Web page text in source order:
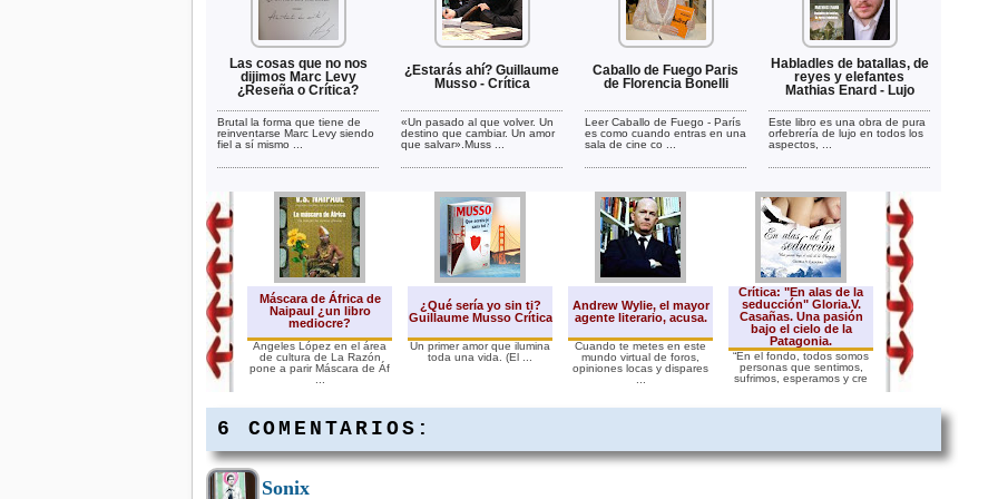
Las cosas que no nos
dijimos Marc Levy
¿Reseña o Crítica?
Brutal la forma que tiene de
reinventarse Marc Levy siendo
fiel a sí mismo ...
¿Estarás ahí? Guillaume
Musso - Crítica
«Un pasado al que volver. Un
destino que cambiar. Un amor
que salvar».Muss ...
Caballo de Fuego Paris
de Florencia Bonelli
Leer Caballo de Fuego - París
es como cuando entras en una
sala de cine co ...
Habladles de batallas, de
reyes y elefantes
Mathias Enard - Lujo
Este libro es una obra de pura
orfebrería de lujo en todos los
aspectos, ...
Máscara de África de
Naipaul ¿un libro
mediocre?
Ángeles López en el área
de cultura de La Razón
pone a parir Máscara de Áf
...
¿Qué sería yo sin ti?
Guillaume Musso Crítica
Un primer amor que ilumina
toda una vida. (El ...
Andrew Wylie, el mayor
agente literario, acusa.
Cuando te metes en este
mundo virtual de foros,
opiniones locas y dispares
...
Crítica: "En alas de la
seducción" Gloria.V.
Casañas. Una pasión
bajo el cielo de la
Patagonia.
“En el fondo, todos somos
personas que sentimos,
sufrimos, esperamos y cre
Muerte en un
extraño Donna
Muerte en un país
(Death in a
Country) es el
6 COMENTARIOS:
Sonix